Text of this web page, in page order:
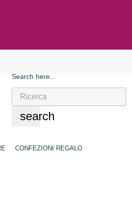
Search here...
search
CONFEZIONI REGALO